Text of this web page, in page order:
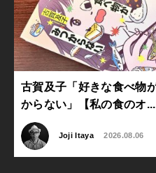
古賀及子「好きな食べ物
からない」【私の食のオ...
Joji Itaya 2026.08.06